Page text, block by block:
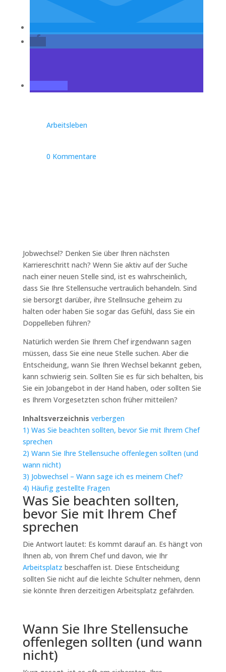
Arbeitsleben
0 Kommentare
Jobwechsel? Denken Sie über Ihren nächsten
Karriereschritt nach? Wenn Sie aktiv auf der Suche
nach einer neuen Stelle sind, ist es wahrscheinlich,
dass Sie Ihre Stellensuche vertraulich behandeln. Sind
sie bersorgt darüber, ihre Stellnsuche geheim zu
halten oder haben Sie sogar das Gefühl, dass Sie ein
Doppelleben führen?
Natürlich werden Sie Ihrem Chef irgendwann sagen
müssen, dass Sie eine neue Stelle suchen. Aber die
Entscheidung, wann Sie Ihren Wechsel bekannt geben,
kann schwierig sein. Sollten Sie es für sich behalten, bis
Sie ein Jobangebot in der Hand haben, oder sollten Sie
es Ihrem Vorgesetzten schon früher mitteilen?
Inhaltsverzeichnis verbergen
1) Was Sie beachten sollten, bevor Sie mit Ihrem Chef
sprechen
2) Wann Sie Ihre Stellensuche offenlegen sollten (und
wann nicht)
3) Jobwechsel – Wann sage ich es meinem Chef?
4) Häufig gestellte Fragen
Was Sie beachten sollten,
bevor Sie mit Ihrem Chef
sprechen
Die Antwort lautet: Es kommt darauf an. Es hängt von
Ihnen ab, von Ihrem Chef und davon, wie Ihr
Arbeitsplatz beschaffen ist. Diese Entscheidung
sollten Sie nicht auf die leichte Schulter nehmen, denn
sie könnte Ihren derzeitigen Arbeitsplatz gefährden.
Wann Sie Ihre Stellensuche
offenlegen sollten (und wann
nicht)